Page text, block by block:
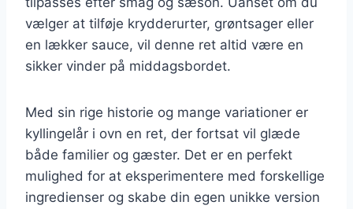
vælger at tilføje krydderurter, grøntsager eller
en lækker sauce, vil denne ret altid være en
sikker vinder på middagsbordet.
Med sin rige historie og mange variationer er
kyllingelår i ovn en ret, der fortsat vil glæde
både familier og gæster. Det er en perfekt
mulighed for at eksperimentere med forskellige
ingredienser og skabe din egen unikke version